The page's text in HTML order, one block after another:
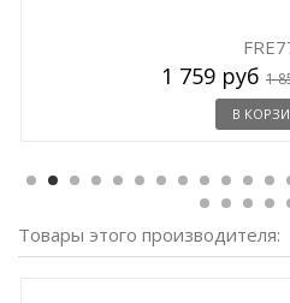
1 759 руб 1
В
Товары этого производителя: